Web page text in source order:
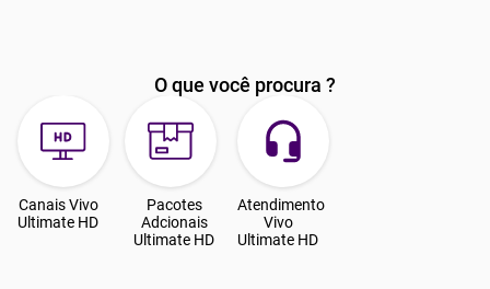
O que você procura ?
Canais Vivo
Ultimate HD
Pacotes
Adcionais
Ultimate HD
Atendimento
Vivo
Ultimate HD